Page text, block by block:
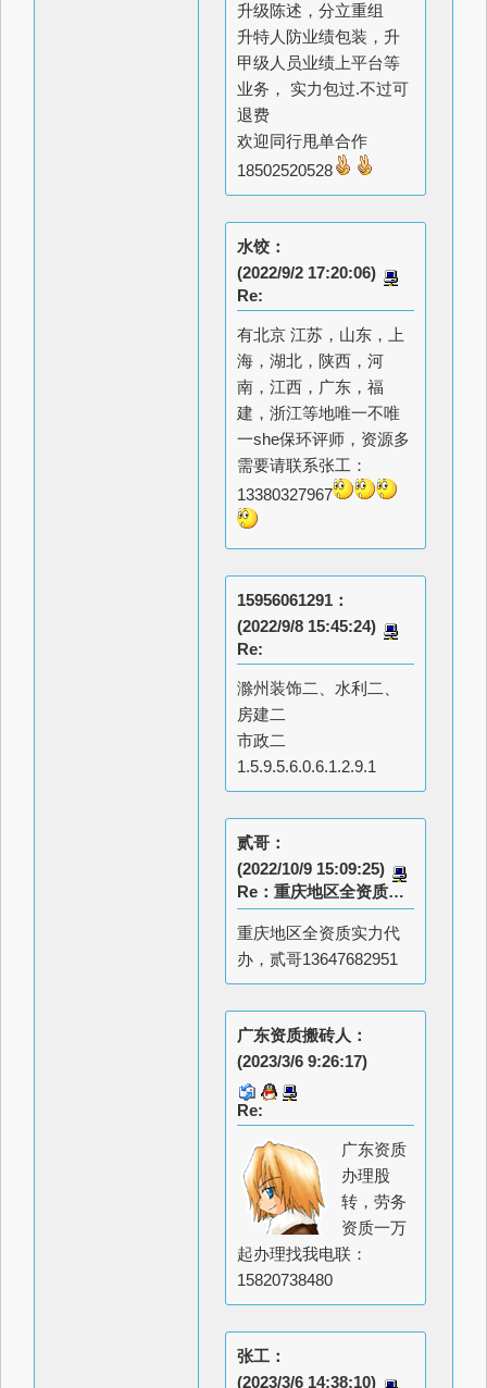
升级陈述，分立重组
升特人防业绩包装，升
甲级人员业绩上平台等
业务， 实力包过.不过可
退费
欢迎同行甩单合作
18502520528
水饺：
(2022/9/2 17:20:06)
Re:
有北京 江苏，山东，上
海，湖北，陕西，河
南，江西，广东，福
建，浙江等地唯一不唯
一she保环评师，资源多
需要请联系张工：
13380327967
15956061291：
(2022/9/8 15:45:24)
Re:
滁州装饰二、水利二、
房建二
市政二
1.5.9.5.6.0.6.1.2.9.1
贰哥：
(2022/10/9 15:09:25)
Re：重庆地区全资质实力代办
重庆地区全资质实力代
办，贰哥13647682951
广东资质搬砖人：
(2023/3/6 9:26:17)
Re:
广东资质
办理股
转，劳务
资质一万
起办理找我电联：
15820738480
张工：
(2023/3/6 14:38:10)